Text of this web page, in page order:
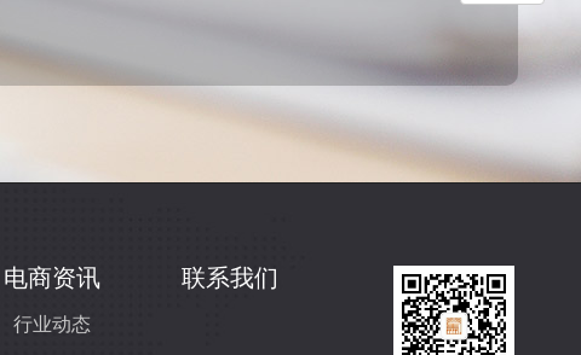
电商资讯
行业动态
联系我们